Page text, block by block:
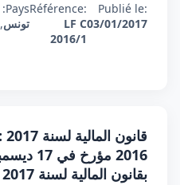
Publié le:
03/01/2017
Référence:
LF C
2016/1
Pays:
تونس,
بقانون المالية لسنة 2017